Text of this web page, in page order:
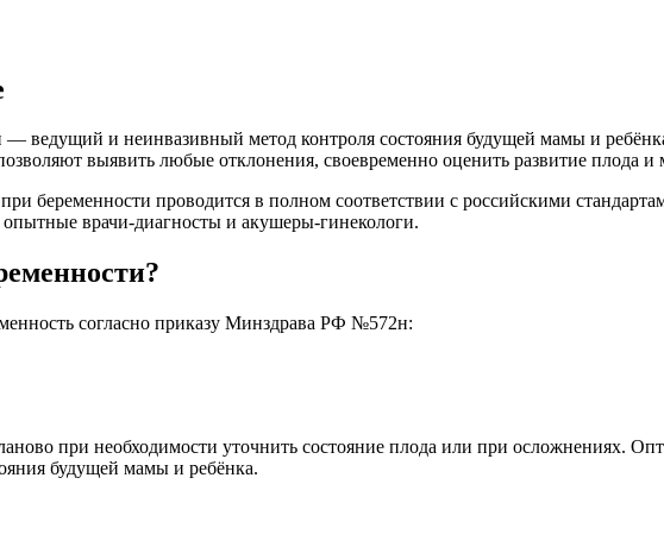
— ведущий и неинвазивный метод контроля состояния будущей мамы и
выявить любые отклонения, своевременно оценить развитие
беременности проводится в полном соответствии с российскими
врачи-диагносты и акушеры-гинекологи.
согласно приказу Минздрава РФ №572н:
при необходимости уточнить состояние плода или при осложнениях.
будущей мамы и ребёнка.